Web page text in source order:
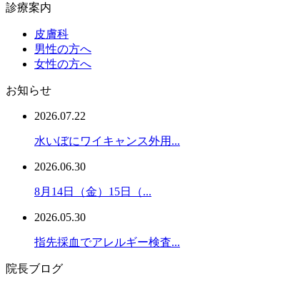
診療案内
皮膚科
男性の方へ
女性の方へ
お知らせ
2026.07.22
水いぼにワイキャンス外用...
2026.06.30
8月14日（金）15日（...
2026.05.30
指先採血でアレルギー検査...
院長ブログ